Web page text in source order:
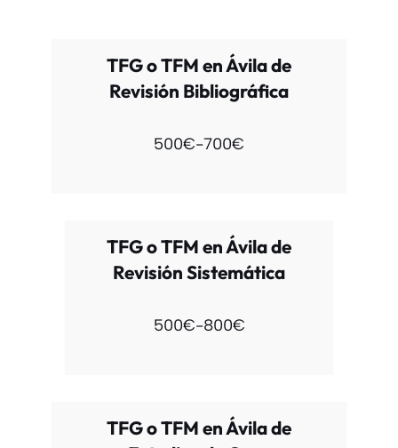
TFG o TFM en Ávila de
Revisión Bibliográfica
500€-700€
TFG o TFM en Ávila de
Revisión Sistemática
500€-800€
TFG o TFM en Ávila de